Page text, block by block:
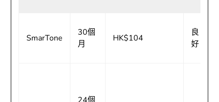
SmarTone
30個
月
HK$104
良
好